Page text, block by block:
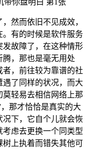
然而依旧不见成效，
有的时候是软件服务
故障了，在这种情形
，那也是毫无用处
，前往较为靠谱的社
遇了同样的状况，而大
轻易去相信网络上那
那才恰恰是真实的大
下，它自个儿就会恢
虑去更换一个同类型
上执着而错失其他可